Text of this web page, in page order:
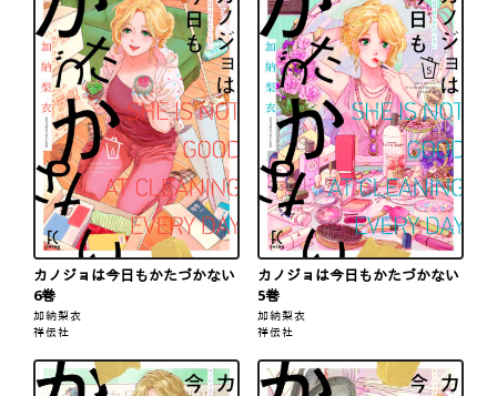
カノジョは今日もかたづかない
6巻
加納梨衣
祥伝社
カノジョは今日もかたづかない
5巻
加納梨衣
祥伝社